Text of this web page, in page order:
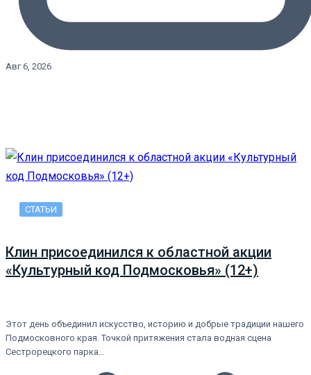
Авг 6, 2026
СТАТЬИ
Клин присоединился к областной акции
«Культурный код Подмосковья» (12+)
Этот день объединил искусство, историю и добрые традиции нашего
Подмосковного края. Точкой притяжения стала водная сцена
Сестрорецкого парка…